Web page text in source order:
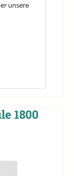
unsere
1800